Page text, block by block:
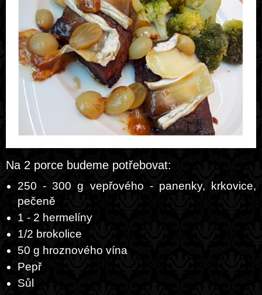
Na 2 porce budeme potřebovat:
250 - 300 g vepřového - panenky, krkovice,
pečeně
1 - 2 hermelíny
1/2 brokolice
50 g hroznového vína
Pepř
Sůl